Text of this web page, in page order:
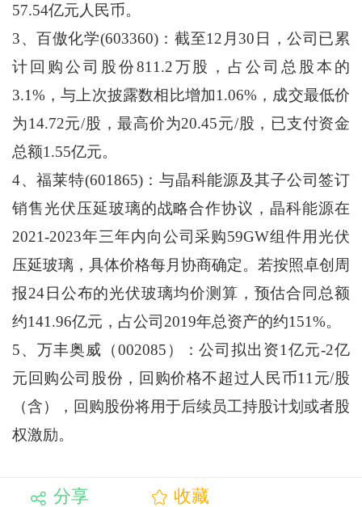
57.54亿元人民币。
3、百傲化学(603360)：截至12月30日，公司已累
计回购公司股份811.2万股，占公司总股本的
3.1%，与上次披露数相比增加1.06%，成交最低价
为14.72元/股，最高价为20.45元/股，已支付资金
总额1.55亿元。
4、福莱特(601865)：与晶科能源及其子公司签订
销售光伏压延玻璃的战略合作协议，晶科能源在
2021-2023年三年内向公司采购59GW组件用光伏
压延玻璃，具体价格每月协商确定。若按照卓创周
报24日公布的光伏玻璃均价测算，预估合同总额
约141.96亿元，占公司2019年总资产的约151%。
5、万丰奥威（002085）：公司拟出资1亿元-2亿
元回购公司股份，回购价格不超过人民币11元/股
（含），回购股份将用于后续员工持股计划或者股
权激励。
分享 收藏